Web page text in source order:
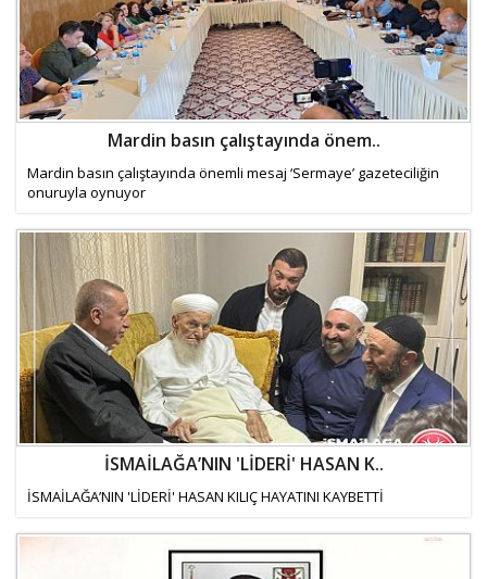
Mardin basın çalıştayında önem..
Mardin basın çalıştayında önemli mesaj ‘Sermaye’ gazeteciliğin
onuruyla oynuyor
İSMAİLAĞA’NIN 'LİDERİ' HASAN K..
İSMAİLAĞA’NIN 'LİDERİ' HASAN KILIÇ HAYATINI KAYBETTİ